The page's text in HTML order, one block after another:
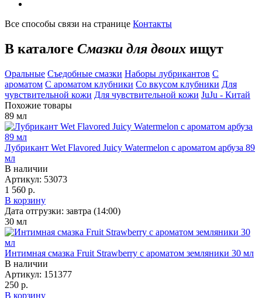
Все способы связи на странице Контакты
В каталоге Смазки для двоих ищут
Оральные Съедобные смазки Наборы лубрикантов С
ароматом С ароматом клубники Со вкусом клубники Для
чувствительной кожи Для чувствительной кожи JuJu - Китай
Похожие товары
89 мл
Лубрикант Wet Flavored Juicy Watermelon с ароматом арбуза 89
мл
В наличии
Артикул: 53073
1 560 р.
В корзину
Дата отгрузки: завтра (14:00)
30 мл
Интимная смазка Fruit Strawberry с ароматом земляники 30 мл
В наличии
Артикул: 151377
250 р.
В корзину